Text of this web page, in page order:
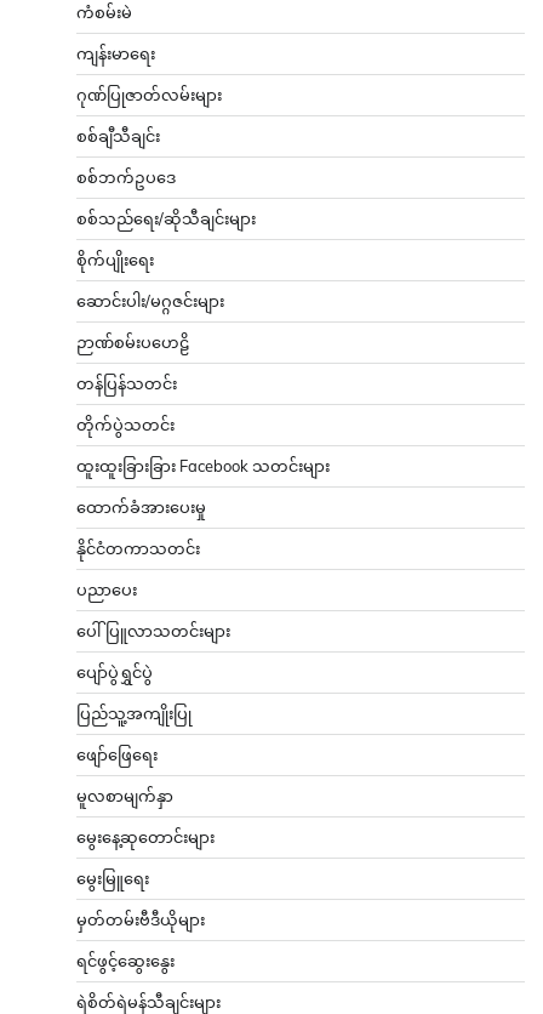
ကံစမ်းမဲ
ကျန်းမာရေး
ဂုဏ်ပြုဇာတ်လမ်းများ
စစ်ချီသီချင်း
စစ်ဘက်ဥပဒေ
စစ်သည်ရေး/ဆိုသီချင်းများ
စိုက်ပျိုးရေး
ဆောင်းပါး/မဂ္ဂဇင်းများ
ဉာဏ်စမ်းပဟေဠိ
တန်ပြန်သတင်း
တိုက်ပွဲသတင်း
ထူးထူးခြားခြား Facebook သတင်းများ
ထောက်ခံအားပေးမှု
နိုင်ငံတကာသတင်း
ပညာပေး
ပေါ်ပြူလာသတင်းများ
ပျော်ပွဲရွှင်ပွဲ
ပြည်သူ့အကျိုးပြု
ဖျော်ဖြေရေး
မူလစာမျက်နှာ
မွေးနေ့ဆုတောင်းများ
မွေးမြူရေး
မှတ်တမ်းဗီဒီယိုများ
ရင်ဖွင့်ဆွေးနွေး
ရဲစိတ်ရဲမန်သီချင်းများ